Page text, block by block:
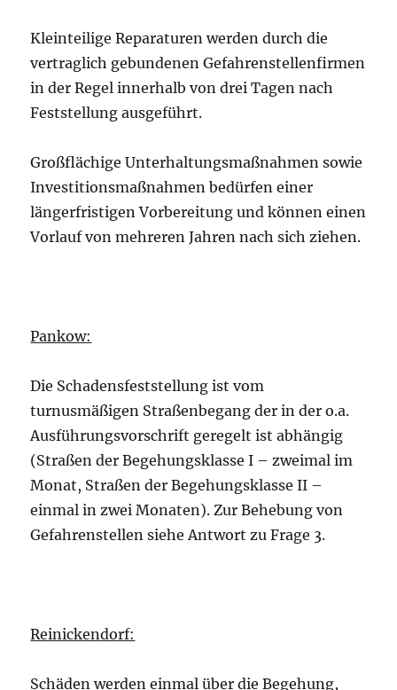
Kleinteilige Reparaturen werden durch die
vertraglich gebundenen Gefahrenstellenfirmen
in der Regel innerhalb von drei Tagen nach
Feststellung ausgeführt.
Großflächige Unterhaltungsmaßnahmen sowie
Investitionsmaßnahmen bedürfen einer
längerfristigen Vorbereitung und können einen
Vorlauf von mehreren Jahren nach sich ziehen.
Pankow:
Die Schadensfeststellung ist vom
turnusmäßigen Straßenbegang der in der o.a.
Ausführungsvorschrift geregelt ist abhängig
(Straßen der Begehungsklasse I – zweimal im
Monat, Straßen der Begehungsklasse II –
einmal in zwei Monaten). Zur Behebung von
Gefahrenstellen siehe Antwort zu Frage 3.
Reinickendorf:
Schäden werden einmal über die Begehung,